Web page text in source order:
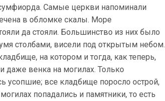
Самые церкви напоминали
в обломке скалы. Море
да стояли. Большинство из них было
столбами, висели под открытым небом.
на котором и тогда, как теперь,
даже венка на могилах. Только
усопшие; все кладбище поросло острой,
попадались и памятники, то есть